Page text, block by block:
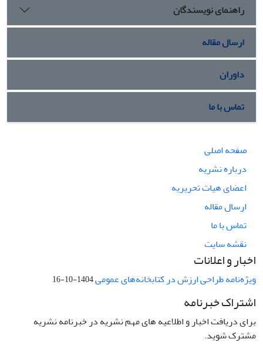
راهنمای نویسندگان
ارسال مقاله
داوران
تماس با ما
صفحه اصلی
درباره نشریه
اعضای هیات تحریریه
ارسال مقاله
تماس با ما
نقشه سایت
اخبار و اعلانات
ویژه‌نامه طراحی ارزش در کتابخانه‌های عمومی1404-10-16
اشتراک خبرنامه
برای دریافت اخبار و اطلاعیه های مهم نشریه در خبرنامه نشریه
مشترک شوید.